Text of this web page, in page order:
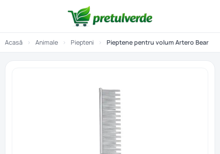
Acasă › Animale › Piepteni › Pieptene pentru volum Artero Bear